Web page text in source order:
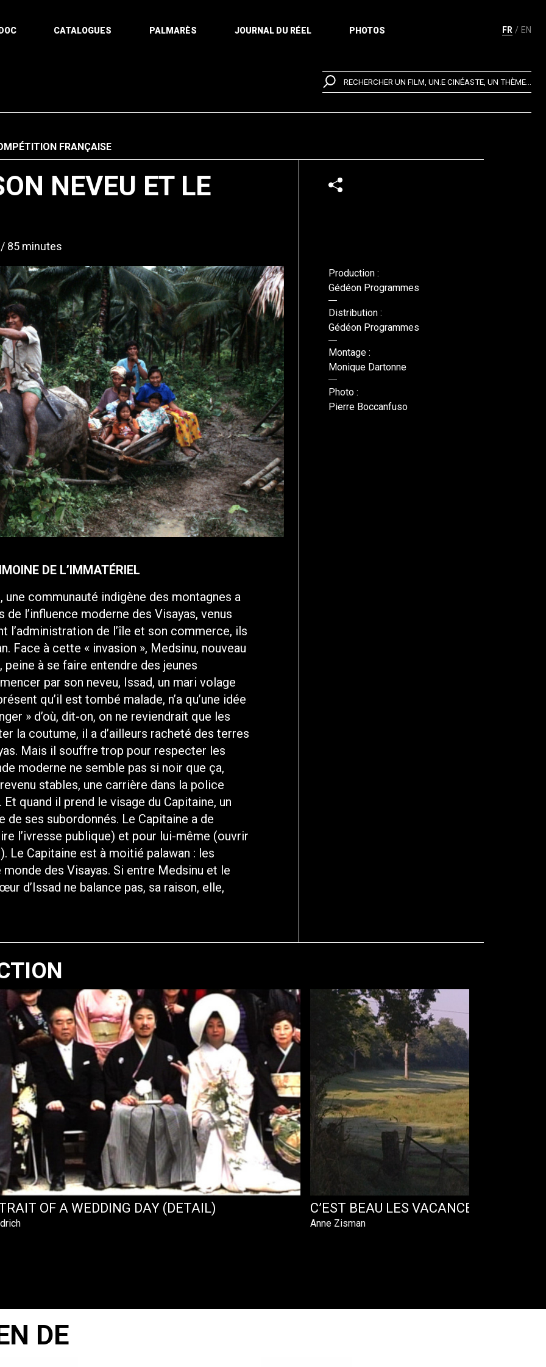
FR EN
CATALOGUES PALMARÈS JOURNAL DU RÉEL PHOTOS
RECHERCHER UN FILM, UN.E CINÉASTE, UN THÈME...
FRANÇAISE
NEVEU ET LE
85 minutes
DE L’IMMATÉRIEL
une communauté indigène des montagnes a
l’influence moderne des Visayas, venus
l’administration de l’île et son commerce, ils
Face à cette « invasion », Medsinu, nouveau
à se faire entendre des jeunes
par son neveu, Issad, un mari volage
qu’il est tombé malade, n’a qu’une idée
» d’où, dit-on, on ne reviendrait que les
la coutume, il a d’ailleurs racheté des terres
Mais il souffre trop pour respecter les
moderne ne semble pas si noir que ça,
stables, une carrière dans la police
quand il prend le visage du Capitaine, un
de ses subordonnés. Le Capitaine a de
l’ivresse publique) et pour lui-même (ouvrir
Le Capitaine est à moitié palawan : les
des Visayas. Si entre Medsinu et le
d’Issad ne balance pas, sa raison, elle,
Production :
Gédéon Programmes
Distribution :
Gédéon Programmes
Montage :
Monique Dartonne
Photo :
Pierre Boccanfuso
OF A WEDDING DAY (DETAIL) C’EST BEAU LES VACANCES !
Anne Zisman
DE